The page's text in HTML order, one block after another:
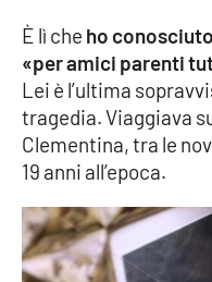
Società
Sport
RUBRICHE
Good Morning
È lì che ho
«per amici parenti
Lei è l’ultima
tragedia. Viaggiava
Clementina, tra le
19 anni all’epoca.